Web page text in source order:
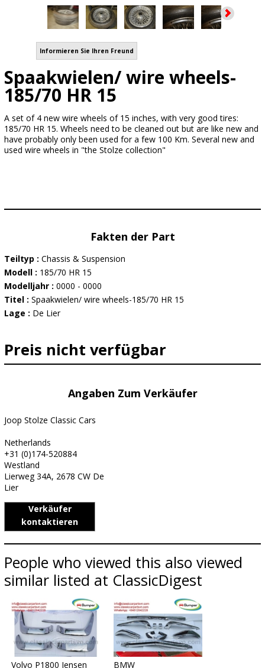
Informieren Sie Ihren Freund
Spaakwielen/ wire wheels-
185/70 HR 15
A set of 4 new wire wheels of 15 inches, with very good tires:
185/70 HR 15. Wheels need to be cleaned out but are like new and
have probably only been used for a few 100 Km. Several new and
used wire wheels in "the Stolze collection"
Fakten der Part
Teiltyp : Chassis & Suspension
Modell : 185/70 HR 15
Modelljahr : 0000 - 0000
Titel : Spaakwielen/ wire wheels-185/70 HR 15
Lage : De Lier
Preis nicht verfügbar
Angaben Zum Verkäufer
Joop Stolze Classic Cars
Netherlands
+31 (0)174-520884
Westland
Lierweg 34A, 2678 CW De
Lier
Verkäufer
kontaktieren
People who viewed this also viewed
similar listed at ClassicDigest
Volvo P1800 Jensen
BMW